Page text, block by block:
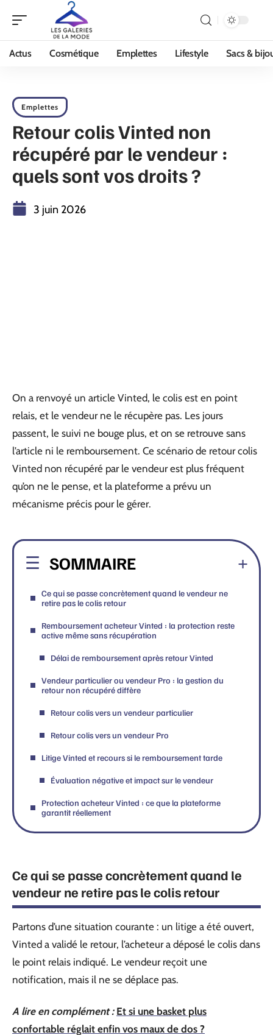
Actus Cosmétique Emplettes Lifestyle Sacs &
Emplettes
Retour colis Vinted non
récupéré par le vendeur :
quels sont vos droits ?
3 juin 2026
On a renvoyé un article Vinted, le colis est en point
relais, et le vendeur ne le récupère pas. Les jours
passent, le suivi ne bouge plus, et on se retrouve sans
l’article ni le remboursement. Ce scénario de retour colis
Vinted non récupéré par le vendeur est plus fréquent
qu’on ne le pense, et la plateforme a prévu un
mécanisme précis pour le gérer.
SOMMAIRE
Ce qui se passe concrètement quand le vendeur ne
retire pas le colis retour
Remboursement acheteur Vinted : la protection reste
active même sans récupération
Délai de remboursement après retour Vinted
Vendeur particulier ou vendeur Pro : la gestion du
retour non récupéré diffère
Retour colis vers un vendeur particulier
Retour colis vers un vendeur Pro
Litige Vinted et recours si le remboursement tarde
Évaluation négative et impact sur le vendeur
Protection acheteur Vinted : ce que la plateforme
garantit réellement
Ce qui se passe concrètement quand le
vendeur ne retire pas le colis retour
Partons d’une situation courante : un litige a été ouvert,
Vinted a validé le retour, l’acheteur a déposé le colis dans
le point relais indiqué. Le vendeur reçoit une
notification, mais il ne se déplace pas.
A lire en complément : Et si une basket plus
confortable réglait enfin vos maux de dos ?